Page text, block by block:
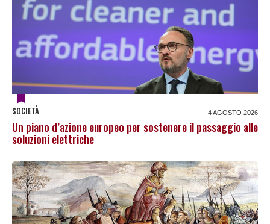
SOCIETÀ 4 AGOSTO 2026
Un piano d’azione europeo per sostenere il passaggio alle
soluzioni elettriche